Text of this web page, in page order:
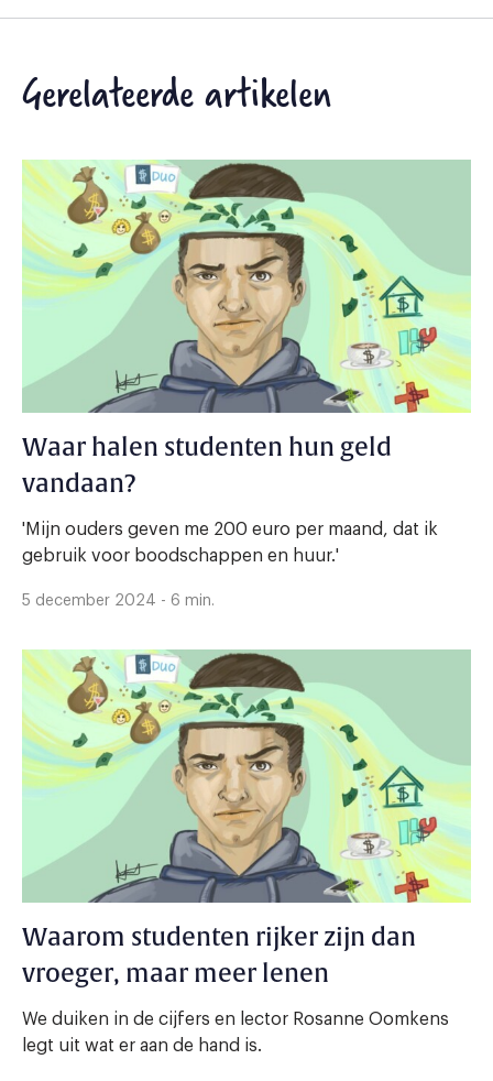
Gerelateerde artikelen
Waar halen studenten hun geld
vandaan?
'Mijn ouders geven me 200 euro per maand, dat ik
gebruik voor boodschappen en huur.'
5 december 2024 - 6 min.
Waarom studenten rijker zijn dan
vroeger, maar meer lenen
We duiken in de cijfers en lector Rosanne Oomkens
legt uit wat er aan de hand is.